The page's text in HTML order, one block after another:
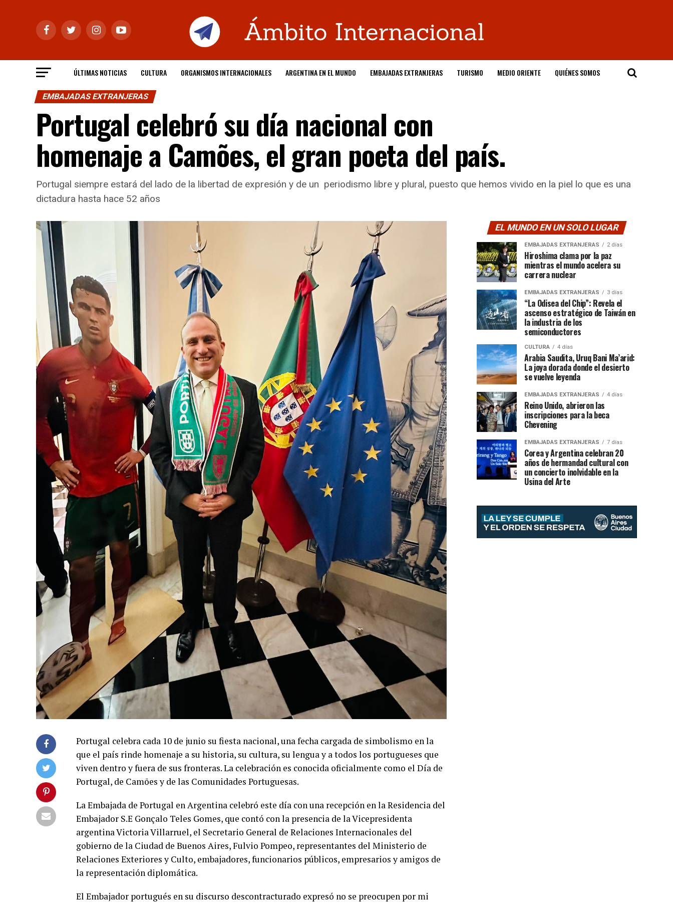
ÚLTIMAS NOTICIAS CULTURA ORGANISMOS INTERNACIONALES ARGENTINA EN EL MUNDO EMBAJADAS EXTRANJERAS TURISMO MEDIO ORIENTE QUIÉNES SOMOS
EMBAJADAS EXTRANJERAS
Portugal celebró su día nacional con
homenaje a Camões, el gran poeta del país.
Portugal siempre estará del lado de la libertad de expresión y de un periodismo libre y plural, puesto que hemos vivido en la piel lo que es una
dictadura hasta hace 52 años
Portugal celebra cada 10 de junio su fiesta nacional, una fecha cargada de simbolismo en la
que el país rinde homenaje a su historia, su cultura, su lengua y a todos los portugueses que
viven dentro y fuera de sus fronteras. La celebración es conocida oficialmente como el Día de
Portugal, de Camões y de las Comunidades Portuguesas.
La Embajada de Portugal en Argentina celebró este día con una recepción en la Residencia del
Embajador S.E Gonçalo Teles Gomes, que contó con la presencia de la Vicepresidenta
argentina Victoria Villarruel, el Secretario General de Relaciones Internacionales del
gobierno de la Ciudad de Buenos Aires, Fulvio Pompeo, representantes del Ministerio de
Relaciones Exteriores y Culto, embajadores, funcionarios públicos, empresarios y amigos de
la representación diplomática.
El Embajador portugués en su discurso descontracturado expresó no se preocupen por mi
EL MUNDO EN UN SOLO LUGAR
EMBAJADAS EXTRANJERAS 2 días
Hiroshima clama por la paz
mientras el mundo acelera su
carrera nuclear
EMBAJADAS EXTRANJERAS 3 días
“La Odisea del Chip”: Revela el
ascenso estratégico de Taiwán en
la industria de los
semiconductores
CULTURA 4 días
Arabia Saudita, Uruq Bani Ma’arid:
La joya dorada donde el desierto
se vuelve leyenda
EMBAJADAS EXTRANJERAS 4 días
Reino Unido, abrieron las
inscripciones para la beca
Chevening
EMBAJADAS EXTRANJERAS 7 días
Corea y Argentina celebran 20
años de hermandad cultural con
un concierto inolvidable en la
Usina del Arte